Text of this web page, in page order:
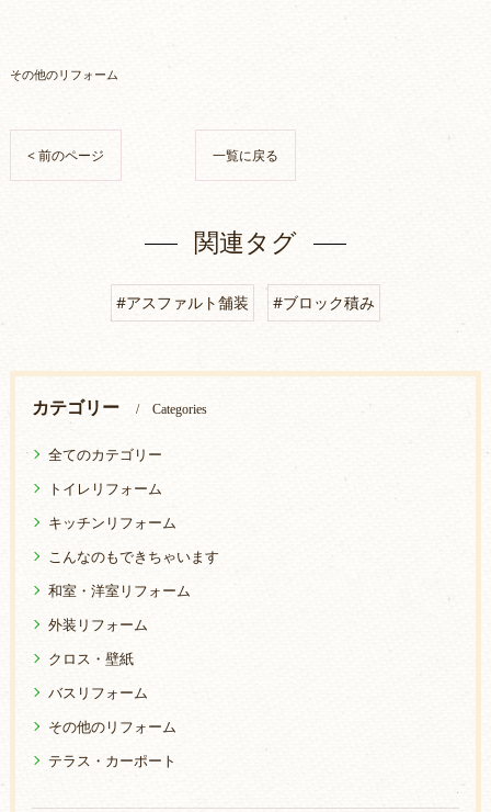
その他のリフォーム
< 前のページ 一覧に戻る
関連タグ
#アスファルト舗装 #ブロック積み
カテゴリー Categories
全てのカテゴリー
トイレリフォーム
キッチンリフォーム
こんなのもできちゃいます
和室・洋室リフォーム
外装リフォーム
クロス・壁紙
バスリフォーム
その他のリフォーム
テラス・カーポート